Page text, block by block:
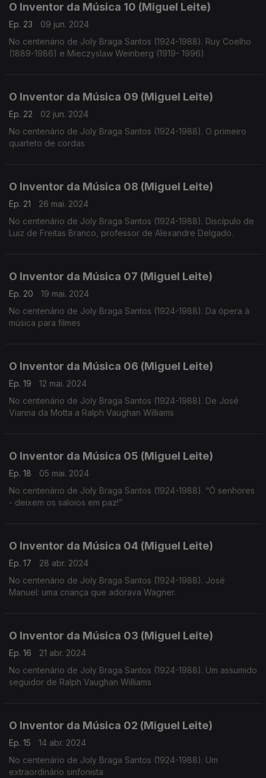
O Inventor da Música 10 (Miguel Leite)
Ep. 23
09 jun. 2024
No centenário de Joly Braga Santos (1924-1988). Ruy Coelho
(1889-1986) e Mieczyslaw Weinberg (1919- 1996)
O Inventor da Música 09 (Miguel Leite)
Ep. 22
02 jun. 2024
No centenário de Joly Braga Santos (1924-1988). O primeiro
quarteto de cordas
O Inventor da Música 08 (Miguel Leite)
Ep. 21
26 mai. 2024
No centenário de Joly Braga Santos (1924-1988). Discípulo de
Luiz de Freitas Branco, professor de Alexandre Delgado.
O Inventor da Música 07 (Miguel Leite)
Ep. 20
19 mai. 2024
No centenário de Joly Braga Santos (1924-1988). Da ópera à
música para filmes
O Inventor da Música 06 (Miguel Leite)
Ep. 19
12 mai. 2024
No centenário de Joly Braga Santos (1924-1988). De José
Vianna da Motta a Ralph Vaughan Williams
O Inventor da Música 05 (Miguel Leite)
Ep. 18
05 mai. 2024
No centenário de Joly Braga Santos (1924-1988). “Ó senhores
- deixem os saloios em paz!”
O Inventor da Música 04 (Miguel Leite)
Ep. 17
28 abr. 2024
No centenário de Joly Braga Santos (1924-1988). José
Manuel: uma criança que adorava Wagner.
O Inventor da Música 03 (Miguel Leite)
Ep. 16
21 abr. 2024
No centenário de Joly Braga Santos (1924-1988). Um assumido
seguidor de Ralph Vaughan Williams
O Inventor da Música 02 (Miguel Leite)
Ep. 15
14 abr. 2024
No centenário de Joly Braga Santos (1924-1988). Um
extraordinário sinfonista